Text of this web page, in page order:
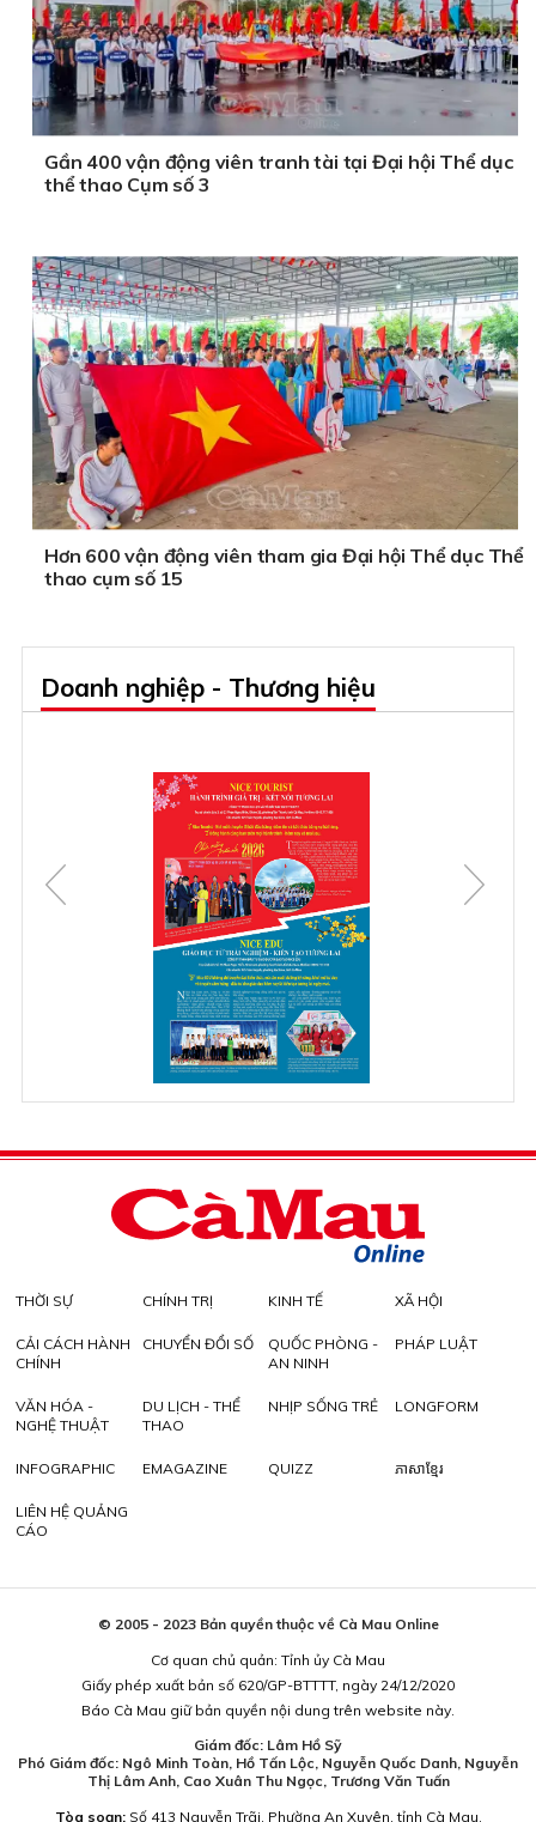
Gần 400 vận động viên tranh tài tại Đại hội Thể dục
thể thao Cụm số 3
Hơn 600 vận động viên tham gia Đại hội Thể dục Thể
thao cụm số 15
Doanh nghiệp - Thương hiệu
THỜI SỰ CHÍNH TRỊ KINH TẾ XÃ HỘI
CẢI CÁCH HÀNH
CHÍNH
CHUYỂN ĐỔI SỐ
QUỐC PHÒNG -
AN NINH
PHÁP LUẬT
VĂN HÓA -
NGHỆ THUẬT
DU LỊCH - THỂ
THAO
NHỊP SỐNG TRẺ LONGFORM
INFOGRAPHIC EMAGAZINE QUIZZ ភាសាខ្មែរ
LIÊN HỆ QUẢNG
CÁO
© 2005 - 2023 Bản quyền thuộc về Cà Mau Online
Cơ quan chủ quản: Tỉnh ủy Cà Mau
Giấy phép xuất bản số 620/GP-BTTTT, ngày 24/12/2020
Báo Cà Mau giữ bản quyền nội dung trên website này.
Giám đốc: Lâm Hồ Sỹ
Phó Giám đốc: Ngô Minh Toàn, Hồ Tấn Lộc, Nguyễn Quốc Danh, Nguyễn
Thị Lâm Anh, Cao Xuân Thu Ngọc, Trương Văn Tuấn
Tòa soạn:Số 413 Nguyễn Trãi, Phường An Xuyên, tỉnh Cà Mau.